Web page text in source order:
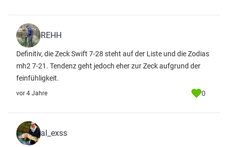
REHH
Definitiv, die Zeck Swift 7-28 steht auf der Liste und die Zodias
mh2 7-21. Tendenz geht jedoch eher zur Zeck aufgrund der
feinfühligkeit.
vor 4 Jahre 0
al_exss